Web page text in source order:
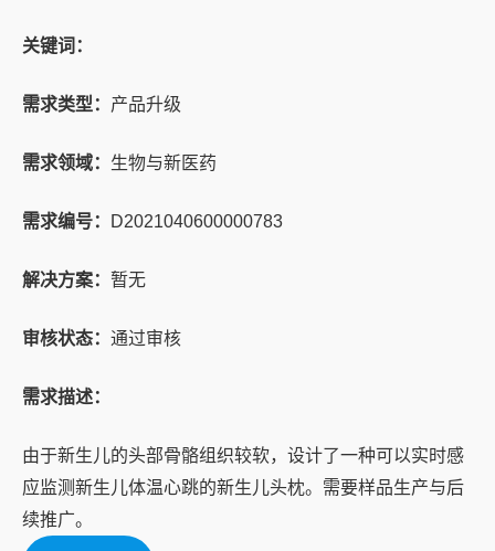
关键词：
需求类型： 产品升级
需求领域： 生物与新医药
需求编号： D2021040600000783
解决方案： 暂无
审核状态： 通过审核
需求描述：
由于新生儿的头部骨骼组织较软，设计了一种可以实时感
应监测新生儿体温心跳的新生儿头枕。需要样品生产与后
续推广。